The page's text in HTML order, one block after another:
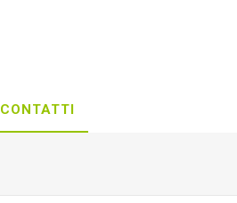
CONTATTI